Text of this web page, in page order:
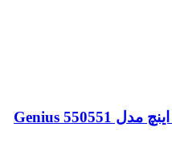
انبر خار جمع کن سر راست 5 اینچ مدل Genius 550551